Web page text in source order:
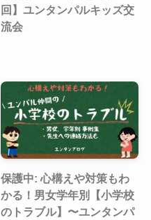
回】ユンタンパルキッズ交
流会
保護中: 心構えや対策もわ
かる！男女学年別【小学校
のトラブル】〜ユンタンパ